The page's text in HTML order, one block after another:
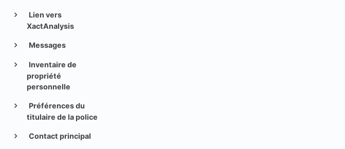
Lien vers
XactAnalysis
Messages
Inventaire de
propriété
personnelle
Préférences du
titulaire de la police
Contact principal